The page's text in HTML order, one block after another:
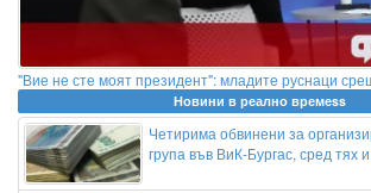
"Вие не сте моят президент": младите руснаци
Новини в реално времеss
Четирима обвинени за
група във ВиК-Бургас, сред тях